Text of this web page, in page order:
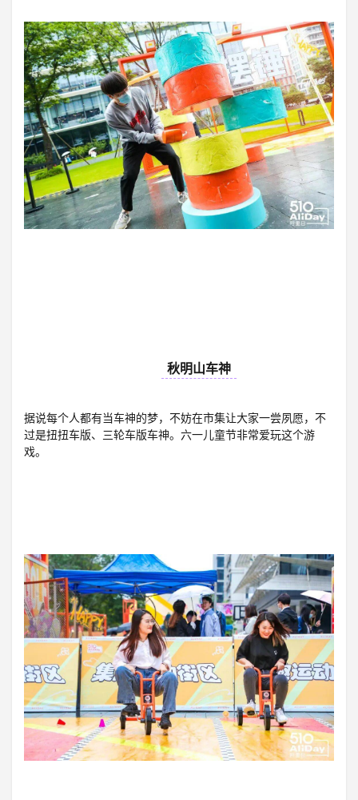
秋明山车神
据说每个人都有当车神的梦，不妨在市集让大家一尝夙愿，不
过是扭扭车版、三轮车版车神。六一儿童节非常爱玩这个游
戏。